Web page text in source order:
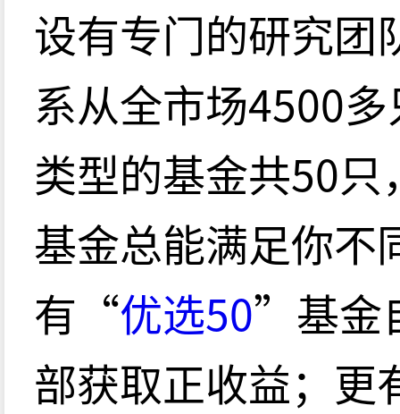
设有专门的研究团
系从全市场4500
类型的基金共50
基金总能满足你不
有“优选50”基金
部获取正收益；更